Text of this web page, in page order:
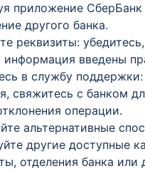
приложение
другого банка.
реквизиты:
информация введены
в службу
свяжитесь с банком
операции.
альтернативные
другие доступные
отделения банка или